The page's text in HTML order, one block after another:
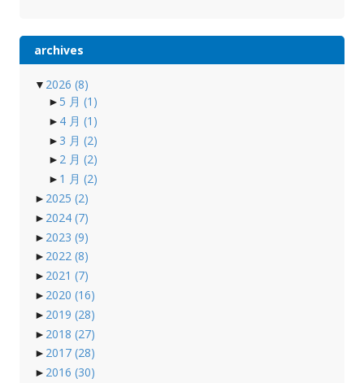
archives
▼ 2026 (8)
► 5 月 (1)
► 4 月 (1)
► 3 月 (2)
► 2 月 (2)
► 1 月 (2)
► 2025 (2)
► 2024 (7)
► 2023 (9)
► 2022 (8)
► 2021 (7)
► 2020 (16)
► 2019 (28)
► 2018 (27)
► 2017 (28)
► 2016 (30)